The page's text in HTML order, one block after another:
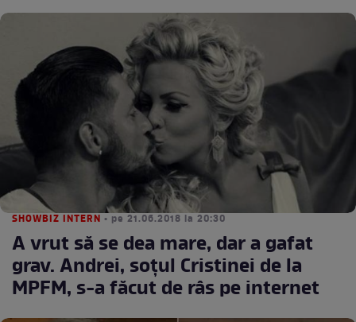
SHOWBIZ INTERN • pe 21.06.2018 la 20:30
A vrut să se dea mare, dar a gafat
grav. Andrei, soţul Cristinei de la
MPFM, s-a făcut de râs pe internet